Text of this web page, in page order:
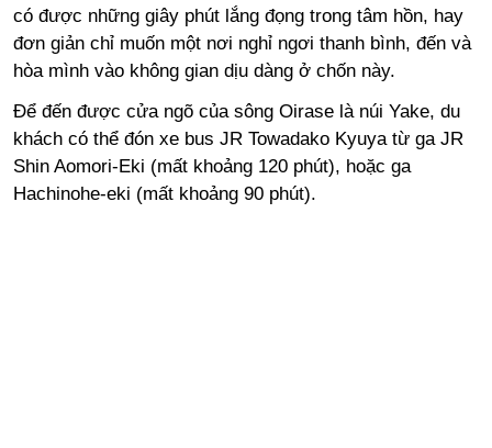
có được những giây phút lắng đọng trong tâm hồn, hay
đơn giản chỉ muốn một nơi nghỉ ngơi thanh bình, đến và
hòa mình vào không gian dịu dàng ở chốn này.
Để đến được cửa ngõ của sông Oirase là núi Yake, du
khách có thể đón xe bus JR Towadako Kyuya từ ga JR
Shin Aomori-Eki (mất khoảng 120 phút), hoặc ga
Hachinohe-eki (mất khoảng 90 phút).